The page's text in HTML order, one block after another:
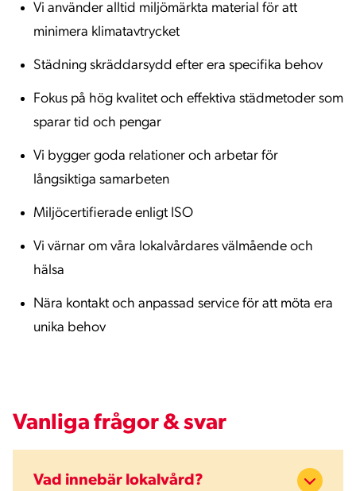
Vi använder alltid miljömärkta material för att
minimera klimatavtrycket
Städning skräddarsydd efter era specifika behov
Fokus på hög kvalitet och effektiva städmetoder som
sparar tid och pengar
Vi bygger goda relationer och arbetar för
långsiktiga samarbeten
Miljöcertifierade enligt ISO
Vi värnar om våra lokalvårdares välmående och
hälsa
Nära kontakt och anpassad service för att möta era
unika behov
Vanliga frågor & svar
Vad innebär lokalvård?